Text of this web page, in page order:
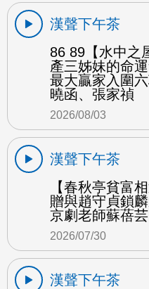
漢聲下午茶
86 89【水中之
產三姊妹的命
最大贏家入圍
曉函、張家禎
2026/08/03
漢聲下午茶
【春秋亭貧富
贈與趙守貞鎖
京劇老師蘇蓓
2026/07/30
漢聲下午茶